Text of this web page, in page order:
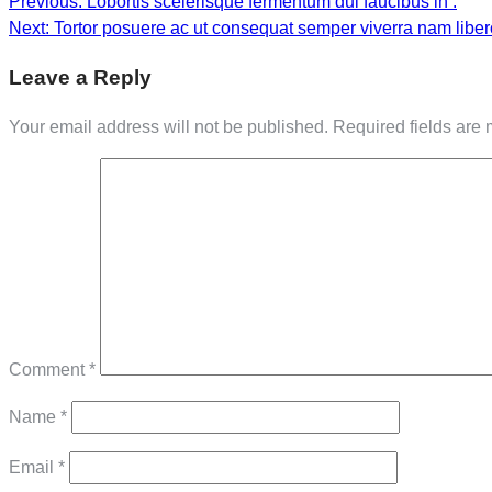
Post
navigation
Next: Tortor posuere ac ut consequat semper viverra nam
Leave a Reply
Your email address will not be published. Required fields are
Comment *
Name *
Email *